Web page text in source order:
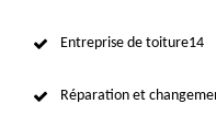
Entreprise de toiture14
Réparation et